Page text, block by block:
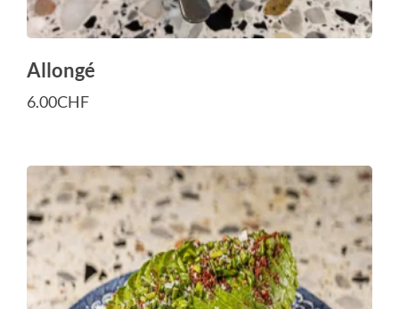
Allongé
6.00CHF